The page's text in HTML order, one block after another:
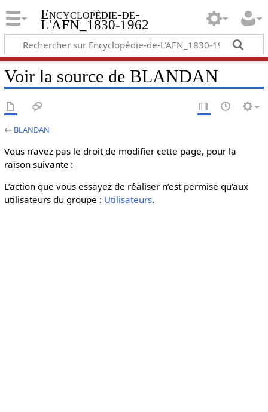
Encyclopédie-de-
L'AFN_1830-1962
Voir la source de BLANDAN
← BLANDAN
Vous n’avez pas le droit de modifier cette page, pour la
raison suivante :
L’action que vous essayez de réaliser n’est permise qu’aux
utilisateurs du groupe : Utilisateurs.